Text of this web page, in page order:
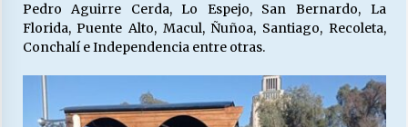
Pedro Aguirre Cerda, Lo Espejo, San Bernardo, La
Florida, Puente Alto, Macul, Ñuñoa, Santiago, Recoleta,
Conchalí e Independencia entre otras.